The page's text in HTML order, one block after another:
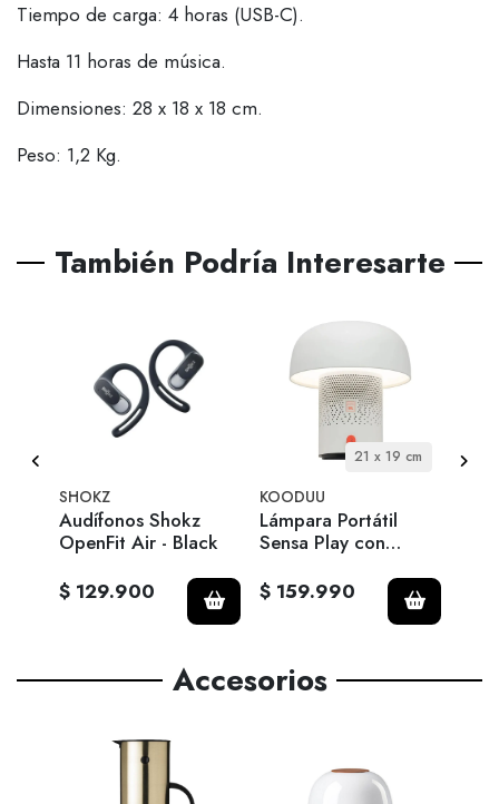
Tiempo de carga: 4 horas (USB-C).
Hasta 11 horas de música.
Dimensiones: 28 x 18 x 18 cm.
Peso: 1,2 Kg.
También Podría Interesarte
SHOKZ
Audífonos Shokz
OpenFit Air - Black
$ 129.900
21 x 19 cm
KOODUU
Lámpara Portátil
Sensa Play con
White
$ 159.990
Accesorios